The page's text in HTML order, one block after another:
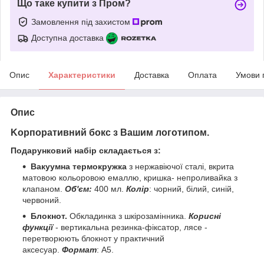
Що таке купити з Пром?
Замовлення під захистом
Доступна доставка
Опис Характеристики Доставка Оплата Умови
Опис
Koрпоративний бокс з Вашим логотипом.
Подарунковий набір складається з:
Вакуумна термокружка з нержавіючої сталі, вкрита
матовою кольоровою емаллю, кришка- непроливайка з
клапаном. Об'єм: 400 мл. Колір: чорний, білий, синій,
червоний.
Блокнот. Обкладинка з шкірозамінника. Корисні
функції- вертикальна резинка-фіксатор, лясе -
перетворюють блокнот у практичний
аксесуар. Формат: А5.